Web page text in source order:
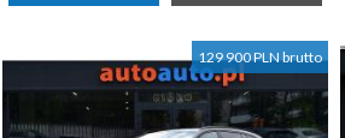
129 900 PLN brutto